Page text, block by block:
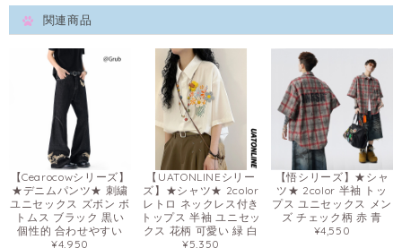
関連商品
【Cearocowシリーズ】
★デニムパンツ★ 刺繍
ユニセックス ズボン ボ
トムス ブラック 黒い
個性的 合わせやすい
¥4,950
【UATONLINEシリー
ズ】★シャツ★ 2color
レトロ ネックレス付き
トップス 半袖 ユニセッ
クス 花柄 可愛い 緑 白
¥5,350
【悟シリーズ】★シャ
ツ★ 2color 半袖 トッ
プス ユニセックス メン
ズ チェック柄 赤 青
¥4,550